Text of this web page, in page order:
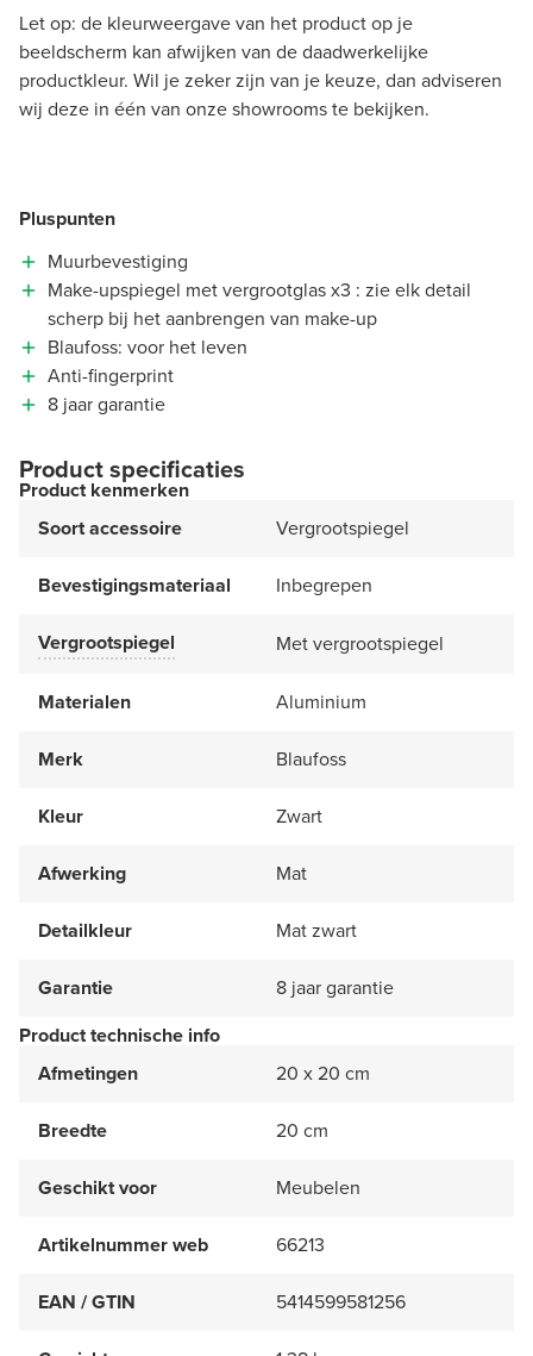
Let op: de kleurweergave van het product op je
beeldscherm kan afwijken van de daadwerkelijke
productkleur. Wil je zeker zijn van je keuze, dan adviseren
wij deze in één van onze showrooms te bekijken.
Pluspunten
Muurbevestiging
Make-upspiegel met vergrootglas x3 : zie elk detail
scherp bij het aanbrengen van make-up
Blaufoss: voor het leven
Anti-fingerprint
8 jaar garantie
Product specificaties
Product kenmerken
Soort accessoire
Vergrootspiegel
Bevestigingsmateriaal Inbegrepen
Vergrootspiegel Met vergrootspiegel
Materialen Aluminium
Merk Blaufoss
Kleur Zwart
Afwerking Mat
Detailkleur Mat zwart
Garantie
8 jaar garantie
Product technische info
Afmetingen
20 x 20 cm
Breedte 20 cm
Geschikt voor Meubelen
Artikelnummer web 66213
EAN / GTIN 5414599581256